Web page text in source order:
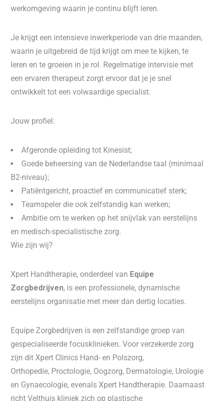
werkomgeving waarin je continu blijft leren.
Je krijgt een intensieve inwerkperiode van drie maanden,
waarin je uitgebreid de tijd krijgt om mee te kijken, te
leren en te groeien in je rol. Regelmatige intervisie met
een ervaren therapeut zorgt ervoor dat je je snel
ontwikkelt tot een volwaardige specialist.
Jouw profiel:
Afgeronde opleiding tot Kinesist;
Goede beheersing van de Nederlandse taal (minimaal
B2-niveau);
Patiëntgericht, proactief en communicatief sterk;
Teamspeler die ook zelfstandig kan werken;
Ambitie om te werken op het snijvlak van eerstelijns
en medisch-specialistische zorg.
Wie zijn wij?
Xpert Handtherapie, onderdeel van Equipe
Zorgbedrijven, is een professionele, dynamische
eerstelijns organisatie met meer dan dertig locaties.
Equipe Zorgbedrijven is een zelfstandige groep van
gespecialiseerde focusklinieken. Voor verzekerde zorg
zijn dit Xpert Clinics Hand- en Polszorg,
Orthopedie, Proctologie, Oogzorg, Dermatologie, Urologie
en Gynaecologie, evenals Xpert Handtherapie. Daarnaast
richt Velthuis kliniek zich op plastische